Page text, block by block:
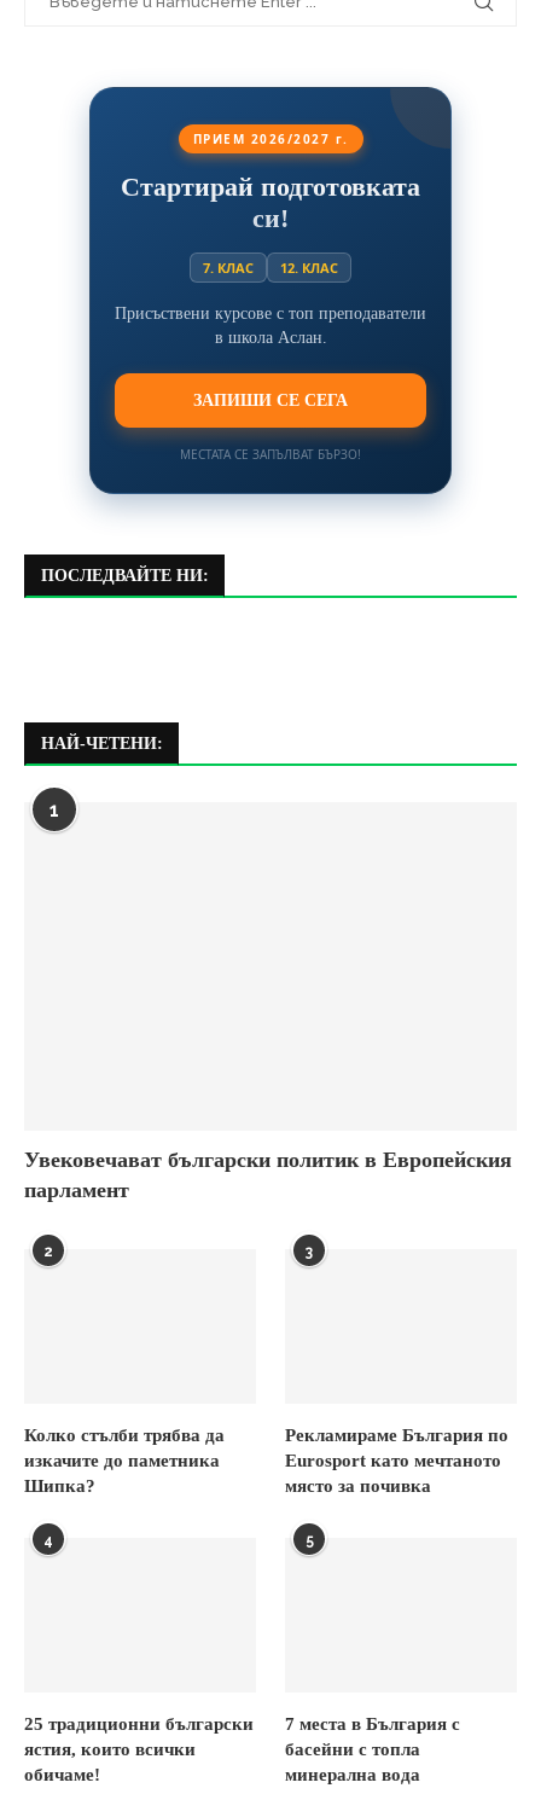
ПРИЕМ 2026/2027 г.
Стартирай подготовката
си!
7. КЛАС 12. КЛАС
Присъствени курсове с топ преподаватели
в школа Аслан.
ЗАПИШИ СЕ СЕГА
МЕСТАТА СЕ ЗАПЪЛВАТ БЪРЗО!
ПОСЛЕДВАЙТЕ НИ:
НАЙ-ЧЕТЕНИ:
1
Увековечават български политик в Европейския
парламент
2
Колко стълби трябва да
изкачите до паметника
Шипка?
3
Рекламираме България по
Eurosport като мечтаното
място за почивка
4
25 традиционни български
ястия, които всички
обичаме!
5
7 места в България с
басейни с топла
минерална вода